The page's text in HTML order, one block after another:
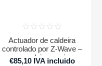
Actuador de caldeira
controlado por Z-Wave –
com dois canais
€85,10 IVA incluido